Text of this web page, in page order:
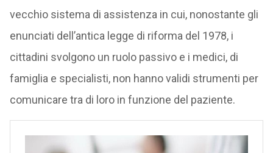
vecchio sistema di assistenza in cui, nonostante gli
enunciati dell’antica legge di riforma del 1978, i
cittadini svolgono un ruolo passivo e i medici, di
famiglia e specialisti, non hanno validi strumenti per
comunicare tra di loro in funzione del paziente.